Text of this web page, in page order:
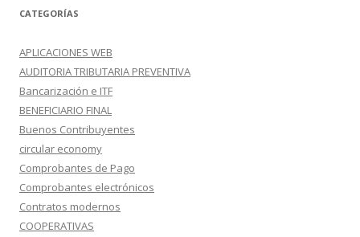
CATEGORÍAS
APLICACIONES WEB
AUDITORIA TRIBUTARIA PREVENTIVA
Bancarización e ITF
BENEFICIARIO FINAL
Buenos Contribuyentes
circular economy
Comprobantes de Pago
Comprobantes electrónicos
Contratos modernos
COOPERATIVAS